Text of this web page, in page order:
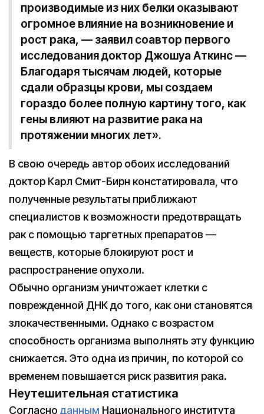
производимые из них белки оказывают
огромное влияние на возникновение и
рост рака, — заявил соавтор первого
исследования доктор Джошуа Аткинс —
Благодаря тысячам людей, которые
сдали образцы крови, мы создаем
гораздо более полную картину того, как
гены влияют на развитие рака на
протяжении многих лет».
В свою очередь автор обоих исследований
доктор Карл Смит-Бирн констатировала, что
полученные результаты приближают
специалистов к возможности предотвращать
рак с помощью таргетных препаратов —
веществ, которые блокируют рост и
распространение опухоли.
Обычно организм уничтожает клетки с
поврежденной ДНК до того, как они становятся
злокачественными. Однако с возрастом
способность организма выполнять эту функцию
снижается. Это одна из причин, по которой со
временем повышается риск развития рака.
Неутешительная статистика
Согласно данным Национального института